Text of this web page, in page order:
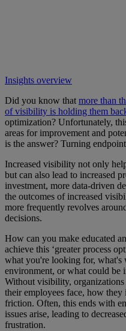
Insights overview
Did you know that more than
of visibility is holding them
optimization? Unfortunately,
areas for improvement and
is the answer? Turning
Increased visibility not only
but can also lead to increased
investment, more data-driven
the outcomes of increased
more frequently revolves
decisions.
How can you make educated
achieve this ‘greater process
what you're looking for,
environment, or what could be
Without visibility, organizations
their employees face, how
friction. Often, this ends with
issues arise, leading to
frustration.